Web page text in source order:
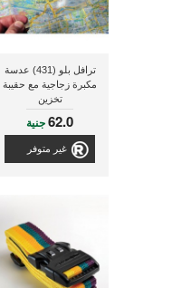
ترافل بلو (431) عدسة
مكبرة زجاجية مع حقيبة
تخزين
62.0جنية
غير متوفر